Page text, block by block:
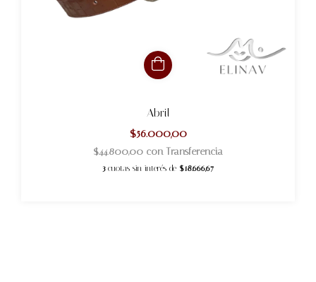
Abril
$56.000,00
$44.800,00 con Transferencia
3 cuotas sin interés de $18.666,67